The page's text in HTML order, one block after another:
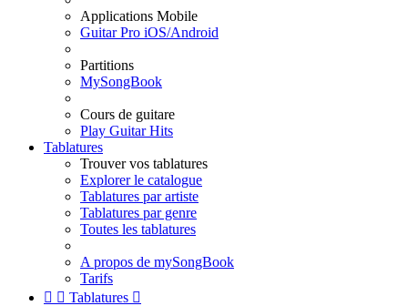
Applications Mobile
Guitar Pro iOS/Android
Partitions
MySongBook
Cours de guitare
Play Guitar Hits
Tablatures
Trouver vos tablatures
Explorer le catalogue
Tablatures par artiste
Tablatures par genre
Toutes les tablatures
A propos de mySongBook
Tarifs
  Tablatures 